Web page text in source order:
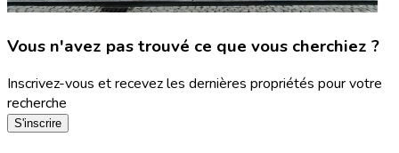
Vous n'avez pas trouvé ce que vous cherchiez ?
Inscrivez-vous et recevez les dernières propriétés pour votre
recherche
S'inscrire